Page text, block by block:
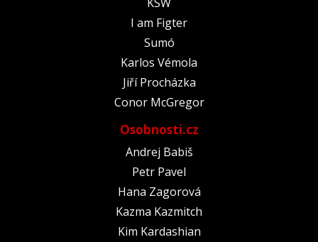
I am Figter
Sumó
Karlos Vémola
Jiří Procházka
Conor McGregor
Osobnosti.cz
Andrej Babiš
Petr Pavel
Hana Zagorová
Kazma Kazmitch
Kim Kardashian